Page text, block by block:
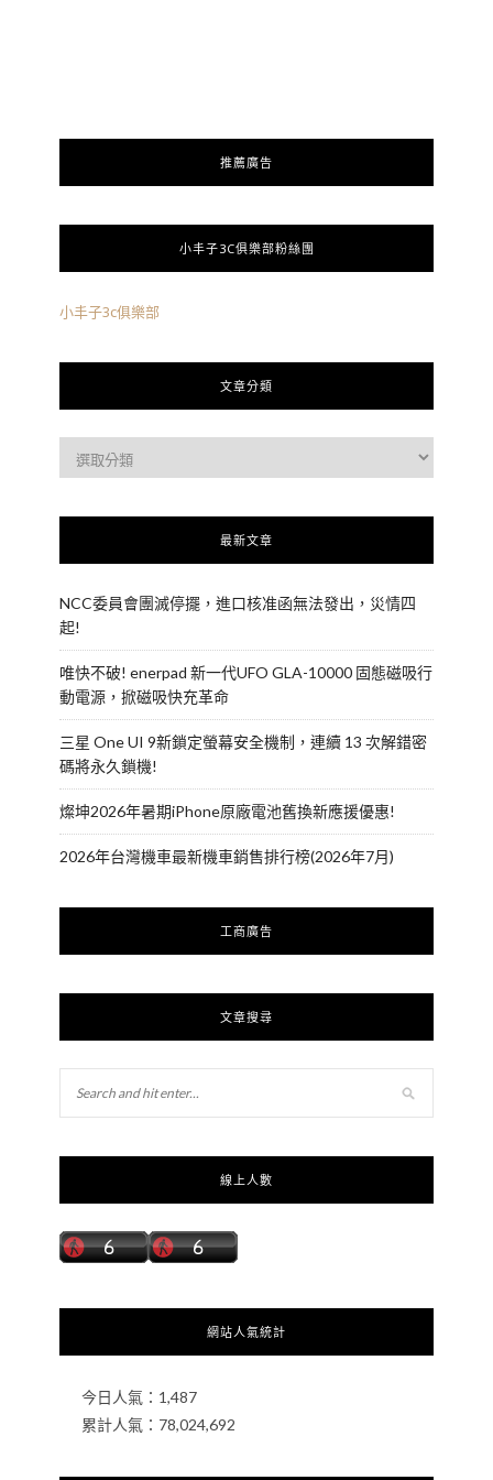
推薦廣告
小丰子3C俱樂部粉絲團
小丰子3c俱樂部
文章分類
最新文章
NCC委員會團滅停擺，進口核准函無法發出，災情四
起!
唯快不破! enerpad 新一代UFO GLA-10000 固態磁吸行
動電源，掀磁吸快充革命
三星 One UI 9新鎖定螢幕安全機制，連續 13 次解錯密
碼將永久鎖機!
燦坤2026年暑期iPhone原廠電池舊換新應援優惠!
2026年台灣機車最新機車銷售排行榜(2026年7月)
工商廣告
文章搜尋
線上人數
網站人氣統計
今日人氣： 1,487
累計人氣： 78,024,692